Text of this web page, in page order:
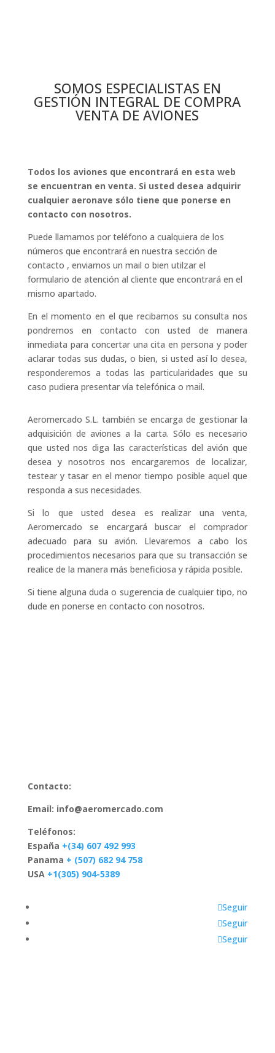
SOMOS ESPECIALISTAS EN
GESTIÓN INTEGRAL DE COMPRA
VENTA DE AVIONES
Todos los aviones que encontrará en esta web
se encuentran en venta. Si usted desea adquirir
cualquier aeronave sólo tiene que ponerse en
contacto con nosotros.
Puede llamarnos por teléfono a cualquiera de los
números que encontrará en nuestra sección de
contacto , enviarnos un mail o bien utilzar el
formulario de atención al cliente que encontrará en el
mismo apartado.
En el momento en el que recibamos su consulta nos
pondremos en contacto con usted de manera
inmediata para concertar una cita en persona y poder
aclarar todas sus dudas, o bien, si usted así lo desea,
responderemos a todas las particularidades que su
caso pudiera presentar vía telefónica o mail.
Aeromercado S.L. también se encarga de gestionar la
adquisición de aviones a la carta. Sólo es necesario
que usted nos diga las características del avión que
desea y nosotros nos encargaremos de localizar,
testear y tasar en el menor tiempo posible aquel que
responda a sus necesidades.
Si lo que usted desea es realizar una venta,
Aeromercado se encargará buscar el comprador
adecuado para su avión. Llevaremos a cabo los
procedimientos necesarios para que su transacción se
realice de la manera más beneficiosa y rápida posible.
Si tiene alguna duda o sugerencia de cualquier tipo, no
dude en ponerse en contacto con nosotros.
Contacto:
Email: info@aeromercado.com
Teléfonos:
España +(34) 607 492 993
Panama + (507) 682 94 758
USA +1(305) 904-5389
Seguir
Seguir
Seguir